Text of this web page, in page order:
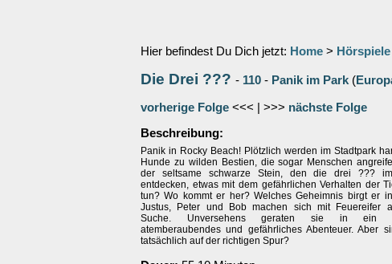
Hier befindest Du Dich jetzt: Home > Hörspiele
Die Drei ??? - 110 - Panik im Park (
vorherige Folge <<< | >>> nächste Folge
Beschreibung:
Panik in Rocky Beach! Plötzlich werden im Stadtpark
Hunde zu wilden Bestien, die sogar Menschen
der seltsame schwarze Stein, den die drei ???
entdecken, etwas mit dem gefährlichen Verhalten der
tun? Wo kommt er her? Welches Geheimnis birgt er
Justus, Peter und Bob machen sich mit Feuereifer
Suche. Unversehens geraten sie in ein
atemberaubendes und gefährliches Abenteuer. Aber
tatsächlich auf der richtigen Spur?